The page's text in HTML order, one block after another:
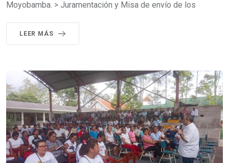
Moyobamba. > Juramentación y Misa de envío de los
LEER MÁS